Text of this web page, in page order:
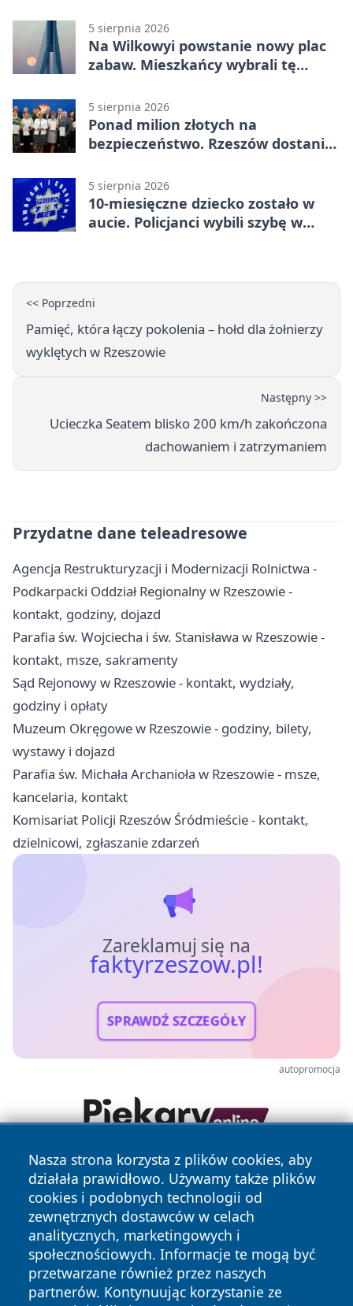
5 sierpnia 2026
Na Wilkowyi powstanie nowy plac
zabaw. Mieszkańcy wybrali tę
5 sierpnia 2026
Ponad milion złotych na
bezpieczeństwo. Rzeszów dostanie
5 sierpnia 2026
10-miesięczne dziecko zostało w
aucie. Policjanci wybili szybę w
<< Poprzedni
Pamięć, która łączy pokolenia – hołd dla żołnierzy
wyklętych w Rzeszowie
Następny >>
Ucieczka Seatem blisko 200 km/h zakończona
dachowaniem i zatrzymaniem
Przydatne dane teleadresowe
Agencja Restrukturyzacji i Modernizacji Rolnictwa -
Podkarpacki Oddział Regionalny w Rzeszowie -
kontakt, godziny, dojazd
Parafia św. Wojciecha i św. Stanisława w Rzeszowie -
kontakt, msze, sakramenty
Sąd Rejonowy w Rzeszowie - kontakt, wydziały,
godziny i opłaty
Muzeum Okręgowe w Rzeszowie - godziny, bilety,
wystawy i dojazd
Parafia św. Michała Archanioła w Rzeszowie - msze,
kancelaria, kontakt
Komisariat Policji Rzeszów Śródmieście - kontakt,
dzielnicowi, zgłaszanie zdarzeń
Zareklamuj się na
faktyrzeszow.pl!
SPRAWDŹ SZCZEGÓŁY
autopromocja
Nasza strona korzysta z plików cookies, aby
działała prawidłowo. Używamy także plików
cookies i podobnych technologii od
zewnętrznych dostawców w celach
analitycznych, marketingowych i
społecznościowych. Informacje te mogą być
przetwarzane również przez naszych
partnerów. Kontynuując korzystanie ze
Copyright © 2026 faktyrzeszow.pl Wszystkie prawa
zastrzeżone.